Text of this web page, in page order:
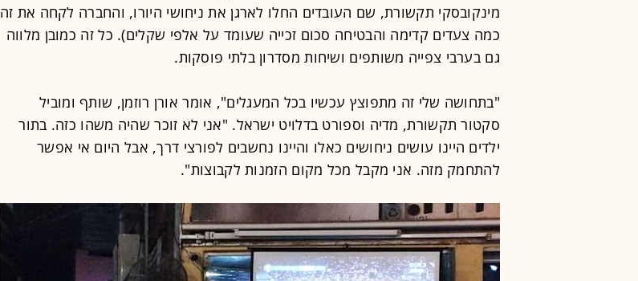
מינקובסקי תקשורת, שם העובדים החלו לארגן את ניחושי היורו, והחברה לקחה את זה
כמה צעדים קדימה והבטיחה סכום זכייה שעומד על אלפי שקלים). כל זה כמובן מלווה
גם בערבי צפייה משותפים ושיחות מסדרון בלתי פוסקות.
"בתחושה שלי זה מתפוצץ עכשיו בכל המעגלים", אומר אורן רוזמן, שותף ומוביל
סקטור תקשורת, מדיה וספורט בדלויט ישראל. "אני לא זוכר שהיה משהו כזה. בתור
ילדים היינו עושים ניחושים כאלו והיינו נחשבים לפורצי דרך, אבל היום אי אפשר
להתחמק מזה. אני מקבל מכל מקום הזמנות לקבוצות".